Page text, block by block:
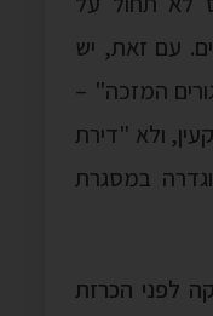
עם זאת, יש
המזכה" –
ולא "דירת
במסגרת
לפני הכרזת